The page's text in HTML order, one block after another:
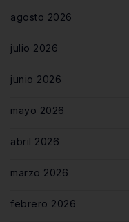
agosto 2026
julio 2026
junio 2026
mayo 2026
abril 2026
marzo 2026
febrero 2026